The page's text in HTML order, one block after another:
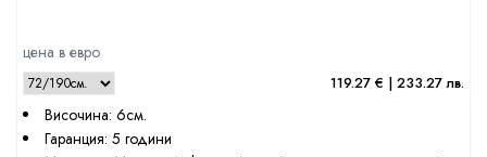
цена в евро
119.27 € | 233.27 лв.
Височина: 6см.
Гаранция: 5 години